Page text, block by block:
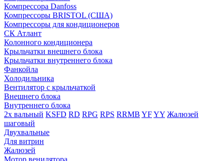
Компрессора Danfoss
Компрессоры BRISTOL (США)
Компрессоры для кондиционеров
СК Атлант
Колонного кондиционера
Крыльчатки внешнего блока
Крыльчатки внутреннего блока
Фанкойла
Холодильника
Вентилятор с крыльчаткой
Внешнего блока
Внутреннего блока
2х вальный KSFD RD RPG RPS RRMB YFYY Жалюзей
шаговый
Двухвальные
Для витрин
Жалюзей
Мотор венилятора